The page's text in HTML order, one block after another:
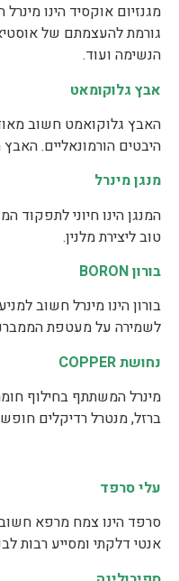
מגנזיום אוקסיד הינו
גורמת להעצמתם של
הנשימה ועוד.
אבץ גלוקומאט
היבטים הורמונאליים.
מנגן מינרל
טוב ליצירת מלנין.
בורוןBORON
בורון הינו מינרל חשוב
לשמירה על מעטפת
נחושתCOPPER
ברזל, מנטרל רדיקלים
עלי סרפד
אנטי דלקתי ומסייע רבות